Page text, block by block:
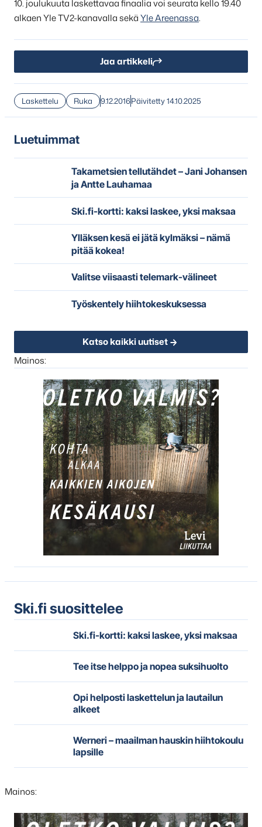
10. joulukuuta laskettavaa finaalia voi seurata kello 19.40
alkaen Yle TV2-kanavalla sekäYle Areenassa.
Jaa artikkeli
Laskettelu Ruka 9.12.2016Päivitetty 14.10.2025
Luetuimmat
Takametsien tellutähdet – Jani Johansen
ja Antte Lauhamaa
Ski.fi-kortti: kaksi laskee, yksi maksaa
Ylläksen kesä ei jätä kylmäksi – nämä
pitää kokea!
Valitse viisaasti telemark-välineet
Työskentely hiihtokeskuksessa
Katso kaikki uutiset
Mainos:
Ski.fi suosittelee
Ski.fi-kortti: kaksi laskee, yksi maksaa
Tee itse helppo ja nopea suksihuolto
Opi helposti laskettelun ja lautailun
alkeet
Werneri – maailman hauskin hiihtokoulu
lapsille
Mainos: